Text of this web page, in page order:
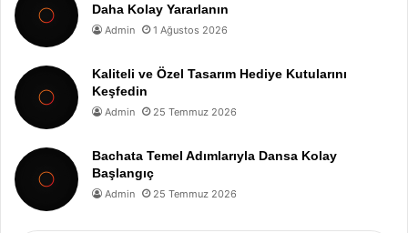
Daha Kolay Yararlanın
Admin 1 Ağustos 2026
Kaliteli ve Özel Tasarım Hediye Kutularını
Keşfedin
Admin 25 Temmuz 2026
Bachata Temel Adımlarıyla Dansa Kolay
Başlangıç
Admin 25 Temmuz 2026